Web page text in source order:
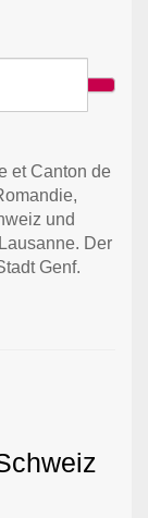
et Canton de
und
Der
Genf.